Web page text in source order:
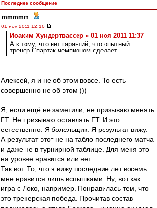
Последнее сообщение
mmmmm -
01 ноя 2011 12:16
Иоаким Хундертвассер » 01 ноя 2011 11:37
А к тому, что нет гарантий, что опытный
тренер Спартак чемпионом сделает.
Алексей, я и не об этом вовсе. То есть
совершенно не об этом )))
Я, если ещё не заметили, не призываю менять
ГТ. Не призываю оставлять ГТ. И это
естественно. Я болельщик. Я результат вижу.
А результат этот не на табло последнего матча
и даже не в турнирной таблице. Для меня это
на уровне нравится или нет.
Так вот. То, что я вижу последние лет восемь
мне нравится лишь вспышками. Ну, вот как
игра с Локо, например. Понравилась тем, что
это тренерская победа. Прочитав состав